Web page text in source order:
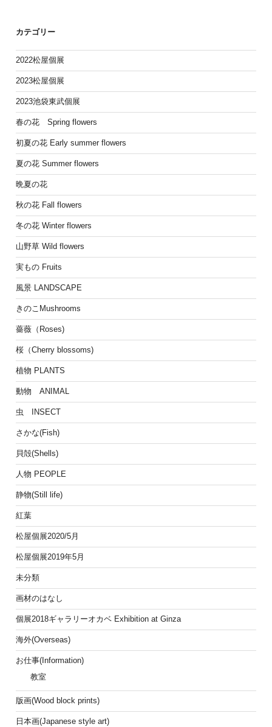
カテゴリー
2022松屋個展
2023松屋個展
2023池袋東武個展
春の花 Spring flowers
初夏の花 Early summer flowers
夏の花 Summer flowers
晩夏の花
秋の花 Fall flowers
冬の花 Winter flowers
山野草 Wild flowers
実もの Fruits
風景 LANDSCAPE
きのこMushrooms
薔薇（Roses)
桜（Cherry blossoms)
植物 PLANTS
動物 ANIMAL
虫 INSECT
さかな(Fish)
貝殻(Shells)
人物 PEOPLE
静物(Still life)
紅葉
松屋個展2020/5月
松屋個展2019年5月
未分類
画材のはなし
個展2018ギャラリーオカベ Exhibition at Ginza
海外(Overseas)
お仕事(Information)
教室
版画(Wood block prints)
日本画(Japanese style art)